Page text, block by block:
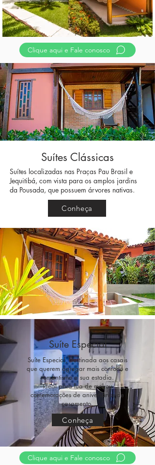
Clique aqui e Fale conosco
Suítes Clássicas
Suítes localizadas nas Praças Pau Brasil e
Jequitibá, com vista para os amplos jardins
da Pousada, que possuem árvores nativas.
Conheça
Suíte Especial
Suíte Especial, destinada aos casais
que querem agregar mais conforto e
romantismo a sua estadia.
Ideal para lua de mel ou
comemorações de aniversários de
casamento.
Conheça
Clique aqui e Fale conosco